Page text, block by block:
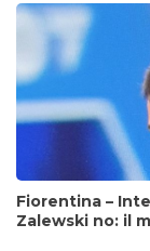
Fiorentina –
Zalewski no: il